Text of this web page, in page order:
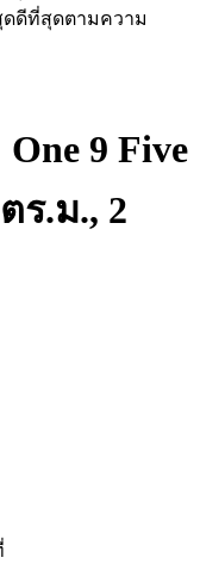
ดีที่สุดตามความ
9 Five
ร.ม., 2